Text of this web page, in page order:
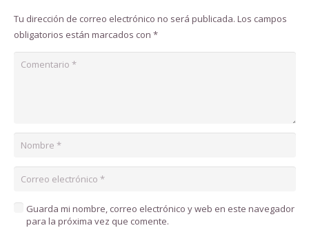
Tu dirección de correo electrónico no será publicada. Los campos
obligatorios están marcados con *
Guarda mi nombre, correo electrónico y web en este navegador
para la próxima vez que comente.